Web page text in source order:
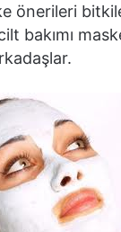
önerileri
bakımı